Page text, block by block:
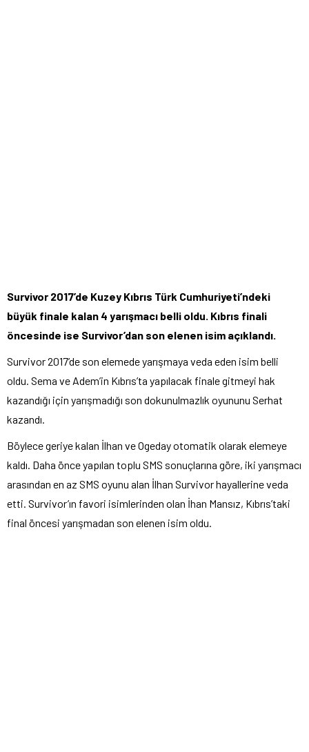
Survivor 2017’de Kuzey Kıbrıs Türk Cumhuriyeti’ndeki
büyük finale kalan 4 yarışmacı belli oldu. Kıbrıs finali
öncesinde ise Survivor’dan son elenen isim açıklandı.
Survivor 2017’de son elemede yarışmaya veda eden isim belli
oldu. Sema ve Adem’in Kıbrıs’ta yapılacak finale gitmeyi hak
kazandığı için yarışmadığı son dokunulmazlık oyununu Serhat
kazandı.
Böylece geriye kalan İlhan ve Ogeday otomatik olarak elemeye
kaldı. Daha önce yapılan toplu SMS sonuçlarına göre, iki yarışmacı
arasından en az SMS oyunu alan İlhan Survivor hayallerine veda
etti. Survivor’ın favori isimlerinden olan İhan Mansız, Kıbrıs’taki
final öncesi yarışmadan son elenen isim oldu.